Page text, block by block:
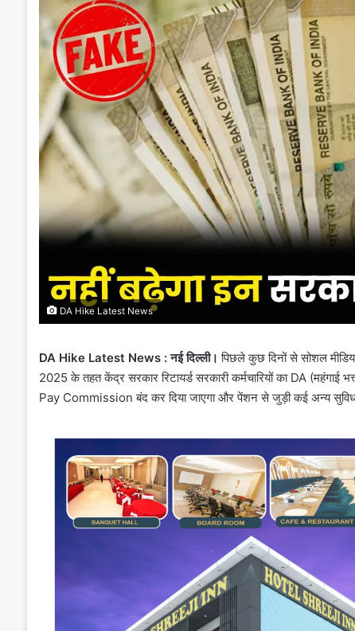
DA Hike Latest News
DA Hike Latest News : नई दिल्ली। पिछले कुछ दिनों से सोशल
2025 के तहत केंद्र सरकार रिटायर्ड सरकारी कर्मचारियों का DA (महंगाई
Pay Commission बंद कर दिया जाएगा और पेंशन से जुड़ी कई अन्य